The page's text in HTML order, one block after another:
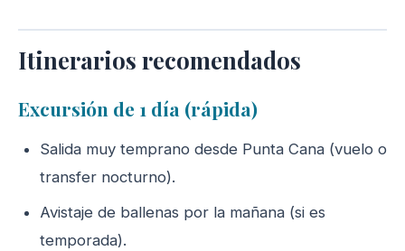
Itinerarios recomendados
Excursión de 1 día (rápida)
Salida muy temprano desde Punta Cana (vuelo o
transfer nocturno).
Avistaje de ballenas por la mañana (si es
temporada).